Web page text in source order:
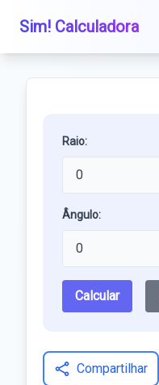
Sim! Calculadora
Raio:
Ângulo:
Calcular
Compartilhar